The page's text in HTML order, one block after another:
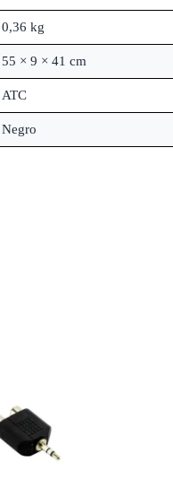
0,36 kg
55 × 9 × 41 cm
ATC
Negro